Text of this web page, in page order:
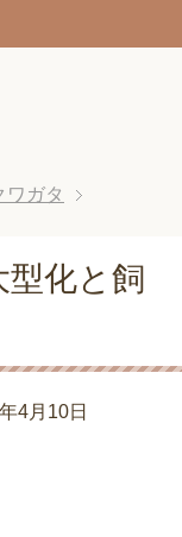
ワガタ
化と飼
4月10日